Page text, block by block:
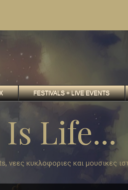
FESTIVALS + LIVE EVENTS
Life...
νεες κυκλοφοριες και μουσικες